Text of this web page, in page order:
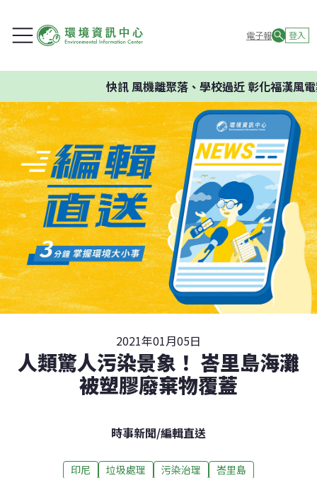
電子報 登入
快訊風機離聚落、學校過近 彰化福漢風電
2021年01月05日
人類驚人污染景象！ 峇里島海灘
被塑膠廢棄物覆蓋
時事新聞/編輯直送
印尼 垃圾處理 污染治理 峇里島